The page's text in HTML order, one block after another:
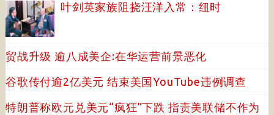
叶剑英家族阻挠汪洋入常：纽时
贸战升级 逾八成美企:在华运营前景恶化
谷歌传付逾2亿美元 结束美国YouTube违例调查
特朗普称欧元兑美元“疯狂”下跌 指责美联储不作为